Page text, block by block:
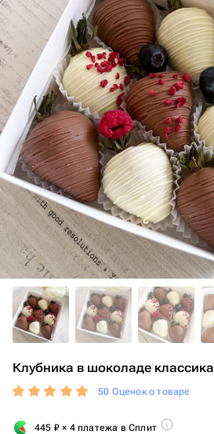
Клубника в шоколаде классика
50 Оценок о товаре
445 ₽ × 4 платежа в Сплит